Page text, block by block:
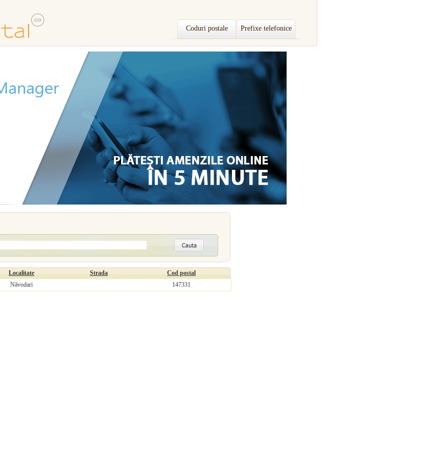
Coduri postale Prefixe telefonice
Localitate Strada
Cod postal
Năvodari 147331